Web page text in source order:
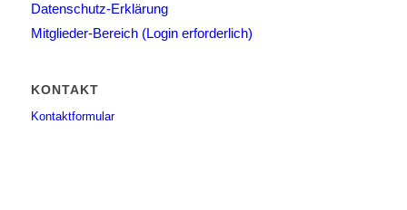
Datenschutz-Erklärung
Mitglieder-Bereich (Login erforderlich)
KONTAKT
Kontaktformular